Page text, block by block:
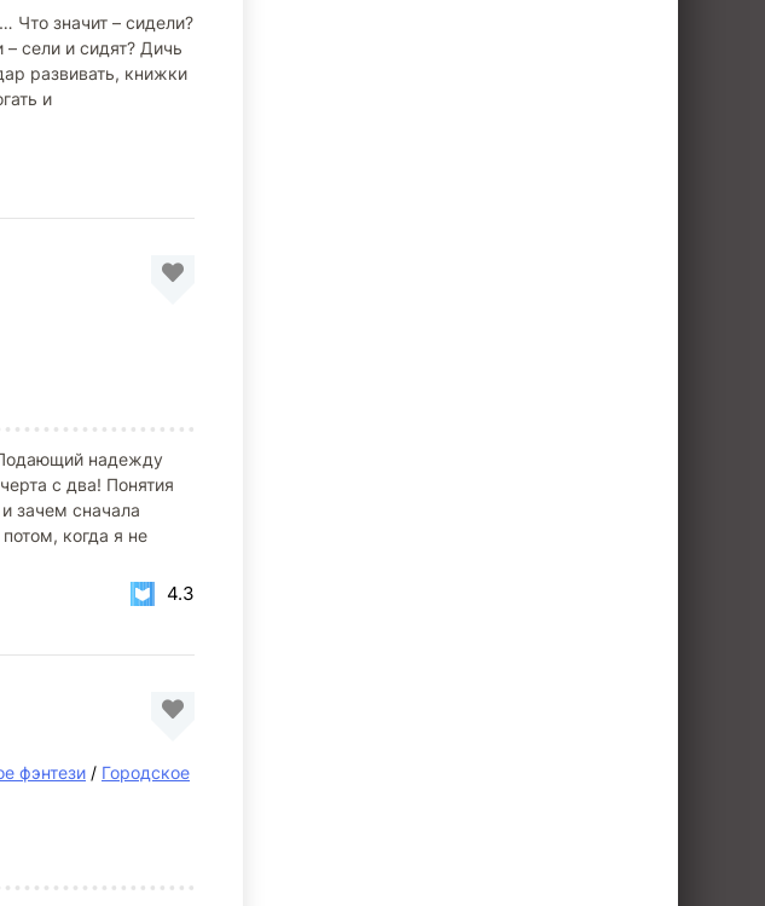
Что значит – сидели?
сели и сидят? Дичь
развивать, книжки
и
надежду
с два! Понятия
зачем сначала
когда я не
4.3
фэнтези / Городское